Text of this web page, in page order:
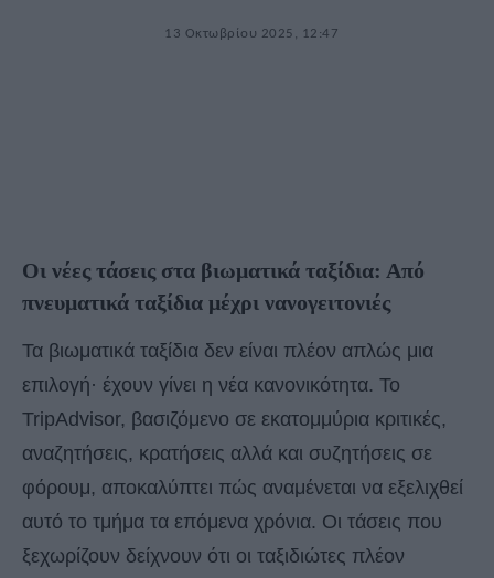
13 Οκτωβρίου 2025, 12:47
Οι νέες τάσεις στα βιωματικά ταξίδια: Από
πνευματικά ταξίδια μέχρι νανογειτονιές
Τα βιωματικά ταξίδια δεν είναι πλέον απλώς μια
επιλογή· έχουν γίνει η νέα κανονικότητα. Το
TripAdvisor, βασιζόμενο σε εκατομμύρια κριτικές,
αναζητήσεις, κρατήσεις αλλά και συζητήσεις σε
φόρουμ, αποκαλύπτει πώς αναμένεται να εξελιχθεί
αυτό το τμήμα τα επόμενα χρόνια. Οι τάσεις που
ξεχωρίζουν δείχνουν ότι οι ταξιδιώτες πλέον